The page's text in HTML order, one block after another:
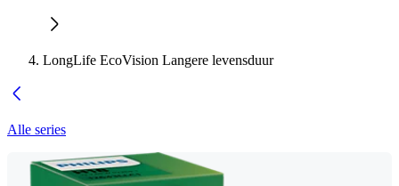
LongLife EcoVision Langere levensduur
Alle series